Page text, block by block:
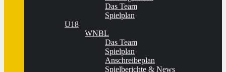
Das Team
Spielplan
U18
WNBL
Das Team
Spielplan
Anschreibeplan
Spielberichte & News